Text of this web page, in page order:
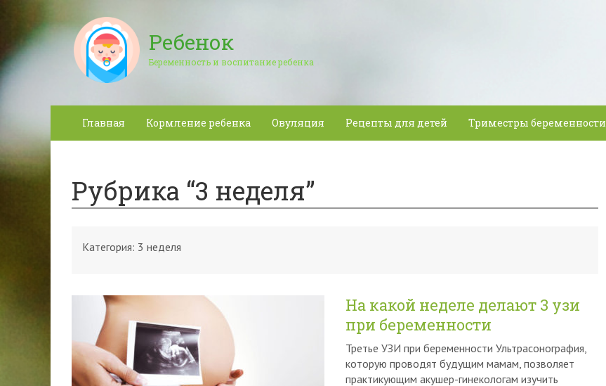
Ребенок
Беременность и воспитание ребенка
Главная Кормление ребенка Овуляция Рецепты для детей Триместры беременности
Рубрика “3 неделя”
Категория: 3 неделя
На какой неделе делают 3 узи
при беременности
Третье УЗИ при беременности Ультрасонография,
которую проводят будущим мамам, позволяет
практикующим акушер-гинекологам изучить